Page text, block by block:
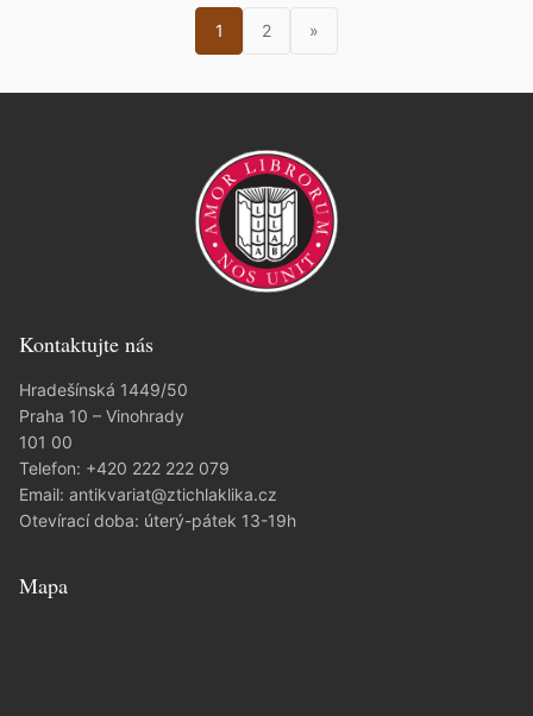
1 2 »
Kontaktujte nás
Hradešínská 1449/50
Praha 10 – Vinohrady
101 00
Telefon: +420 222 222 079
Email: antikvariat@ztichlaklika.cz
Otevírací doba: úterý-pátek 13-19h
Mapa